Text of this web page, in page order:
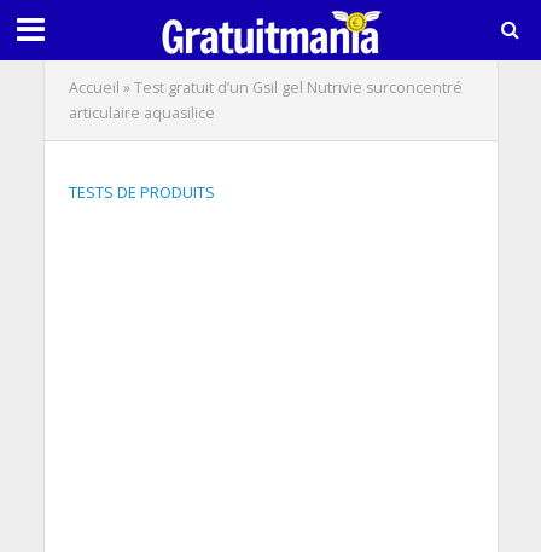
Accueil »Test gratuit d’un Gsil gel Nutrivie surconcentré
articulaire aquasilice
TESTS DE PRODUITS